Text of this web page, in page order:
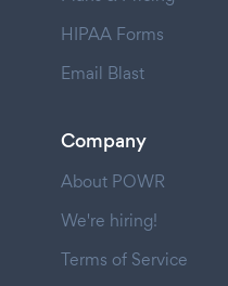
HIPAA Forms
Email Blast
Company
About POWR
We're hiring!
Terms of Service